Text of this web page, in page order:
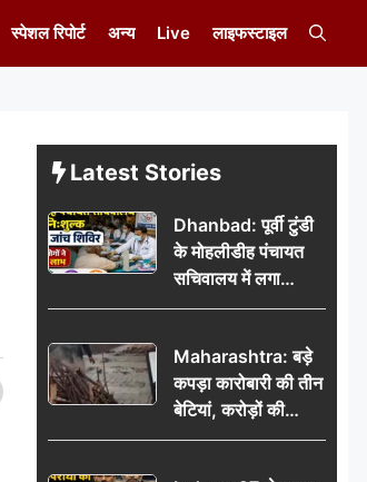
स्पेशल रिपोर्ट अन्य Live लाइफस्टाइल
Latest Stories
Dhanbad: पूर्वी टुंडी
के मोहलीडीह पंचायत
सचिवालय में लगा
निःशुल्क स्वास्थ्य जांच
उठाया लाभ
Maharashtra: बड़े
कपड़ा कारोबारी की तीन
बेटियां, करोड़ों की
कमाई… फिर भी पिता